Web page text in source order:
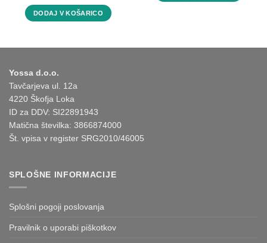
DODAJ V KOŠARICO
Yossa d.o.o.
Tavčarjeva ul. 12a
4220 Škofja Loka
ID za DDV: SI22891943
Matična številka: 3866874000
Št. vpisa v register SRG2010/46005
SPLOŠNE INFORMACIJE
Splošni pogoji poslovanja
Pravilnik o uporabi piškotkov